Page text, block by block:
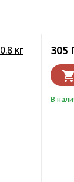
кг
305
В